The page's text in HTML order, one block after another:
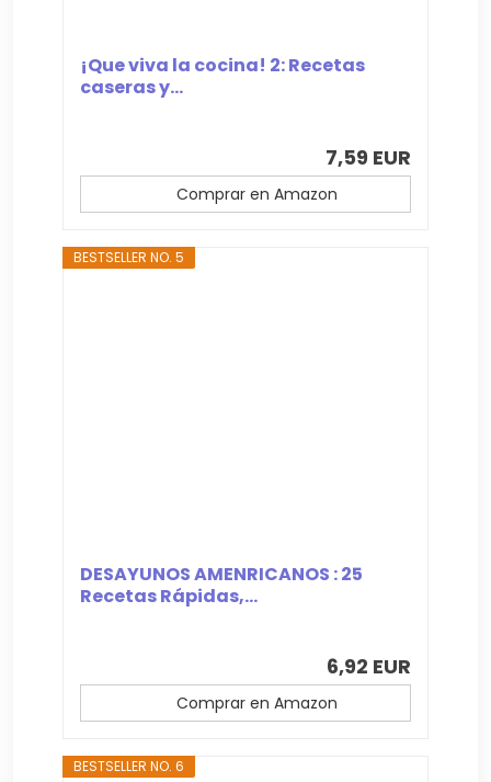
¡Que viva la cocina! 2: Recetas
caseras y...
7,59 EUR
Comprar en Amazon
BESTSELLER NO. 5
DESAYUNOS AMENRICANOS : 25
Recetas Rápidas,...
6,92 EUR
Comprar en Amazon
BESTSELLER NO. 6